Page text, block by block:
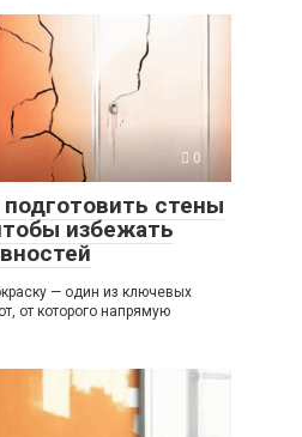
0
стены
избежать
— один из ключевых
от которого напрямую